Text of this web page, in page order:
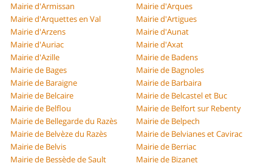
Mairie d'Armissan
Mairie d'Arques
Mairie d'Arquettes en Val
Mairie d'Artigues
Mairie d'Arzens
Mairie d'Aunat
Mairie d'Auriac
Mairie d'Axat
Mairie d'Azille
Mairie de Badens
Mairie de Bages
Mairie de Bagnoles
Mairie de Baraigne
Mairie de Barbaira
Mairie de Belcaire
Mairie de Belcastel et Buc
Mairie de Belflou
Mairie de Belfort sur Rebenty
Mairie de Bellegarde du Razès
Mairie de Belpech
Mairie de Belvèze du Razès
Mairie de Belvianes et Cavirac
Mairie de Belvis
Mairie de Berriac
Mairie de Bessède de Sault
Mairie de Bizanet